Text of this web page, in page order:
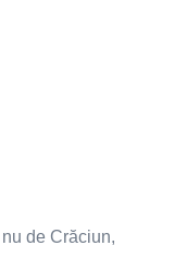
de Crăciun,